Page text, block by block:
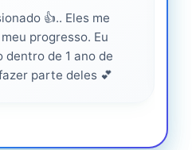
👍.. Eles me
progresso. Eu
dentro de 1 ano de
parte deles 💕